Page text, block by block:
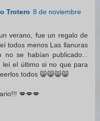
Trotero 8 de noviembre
verano, fue un regalo de
todos menos Las llanuras
se habían publicado...
leí el último si no que para
todos 😸😸😸😸
💋💋💋